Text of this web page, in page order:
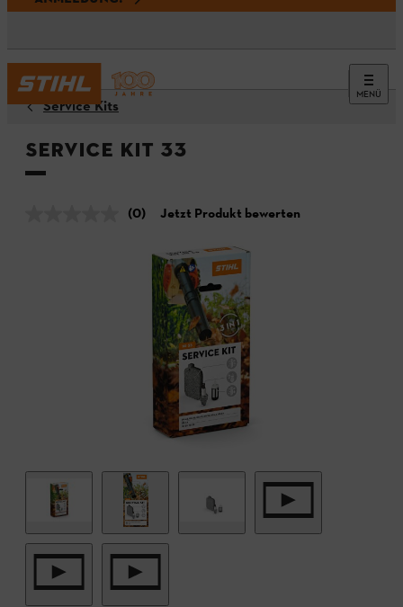
MENÜ
Service Kits
Service Kit 33
(0) Jetzt Produkt bewerten